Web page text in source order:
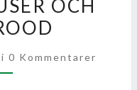
OCH
Kommentarer
0 Kommentarer